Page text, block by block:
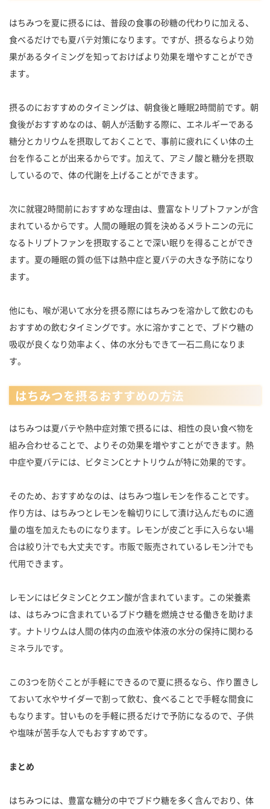
はちみつを夏に摂るには、普段の食事の砂糖の代わりに加える、
食べるだけでも夏バテ対策になります。ですが、摂るならより効
果があるタイミングを知っておけばより効果を増やすことができ
ます。
摂るのにおすすめのタイミングは、朝食後と睡眠2時間前です。朝
食後がおすすめなのは、朝人が活動する際に、エネルギーである
糖分とカリウムを摂取しておくことで、事前に疲れにくい体の土
台を作ることが出来るからです。加えて、アミノ酸と糖分を摂取
しているので、体の代謝を上げることができます。
次に就寝2時間前におすすめな理由は、豊富なトリプトファンが含
まれているからです。人間の睡眠の質を決めるメラトニンの元に
なるトリプトファンを摂取することで深い眠りを得ることができ
ます。夏の睡眠の質の低下は熱中症と夏バテの大きな予防になり
ます。
他にも、喉が渇いて水分を摂る際にはちみつを溶かして飲むのも
おすすめの飲むタイミングです。水に溶かすことで、ブドウ糖の
吸収が良くなり効率よく、体の水分もできて一石二鳥になりま
す。
はちみつを摂るおすすめの方法
はちみつは夏バテや熱中症対策で摂るには、相性の良い食べ物を
組み合わせることで、よりその効果を増やすことができます。熱
中症や夏バテには、ビタミンCとナトリウムが特に効果的です。
そのため、おすすめなのは、はちみつ塩レモンを作ることです。
作り方は、はちみつとレモンを輪切りにして漬け込んだものに適
量の塩を加えたものになります。レモンが皮ごと手に入らない場
合は絞り汁でも大丈夫です。市販で販売されているレモン汁でも
代用できます。
レモンにはビタミンCとクエン酸が含まれています。この栄養素
は、はちみつに含まれているブドウ糖を燃焼させる働きを助けま
す。ナトリウムは人間の体内の血液や体液の水分の保持に関わる
ミネラルです。
この3つを防ぐことが手軽にできるので夏に摂るなら、作り置きし
ておいて水やサイダーで割って飲む、食べることで手軽な間食に
もなります。甘いものを手軽に摂るだけで予防になるので、子供
や塩味が苦手な人でもおすすめです。
まとめ
はちみつには、豊富な糖分の中でブドウ糖を多く含んでおり、体